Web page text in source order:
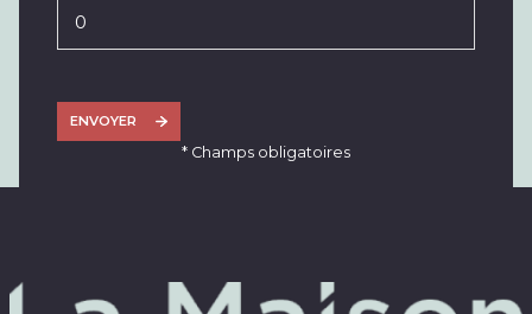
ENVOYER
* Champs obligatoires